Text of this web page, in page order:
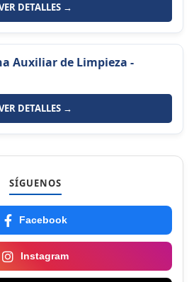
DETALLES →
Auxiliar de Limpieza -
DETALLES →
SÍGUENOS
Facebook
Instagram